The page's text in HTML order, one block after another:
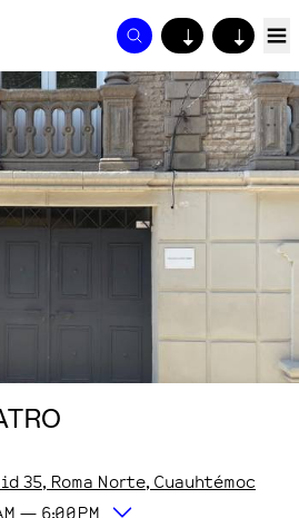
↓ ↓
35, Roma Norte, Cuauhtémoc
— 6:00PM